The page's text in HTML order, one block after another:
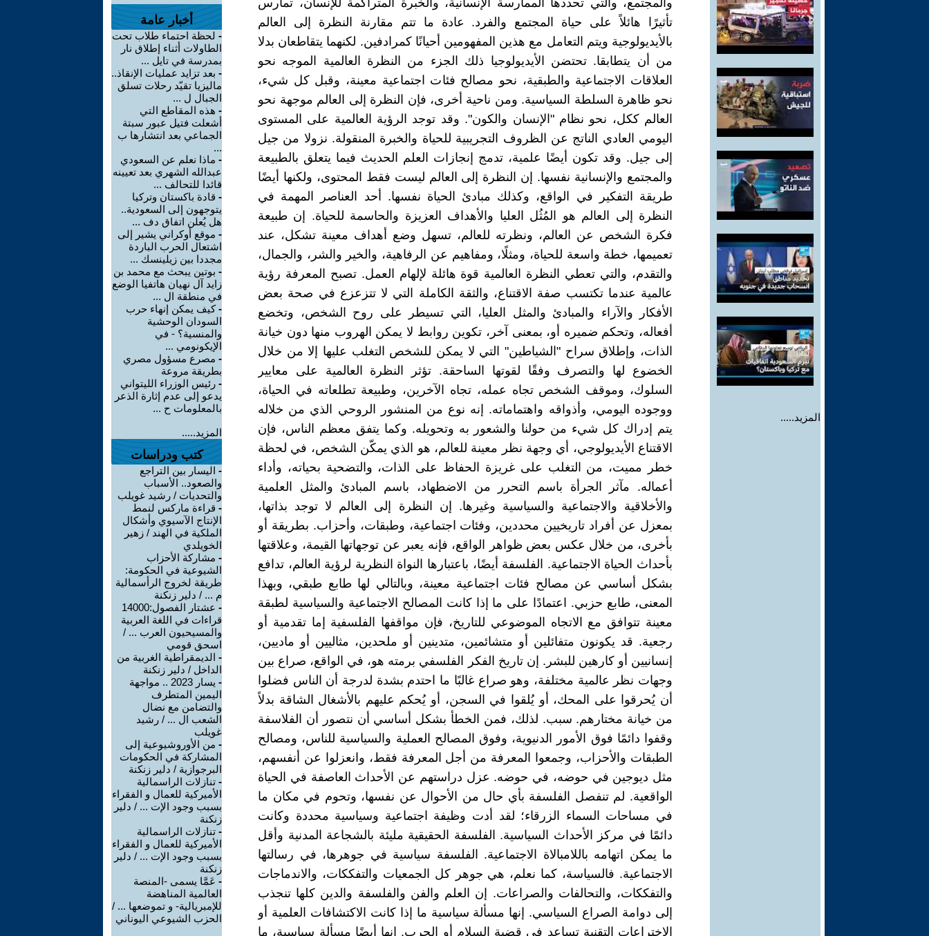
المزيد.....
أخبار عامة
- لحظة احتماء طلاب تحت
الطاولات أثناء إطلاق نار
بمدرسة في تايل ...
- بعد تزايد عمليات الإنقاذ..
ماليزيا تقيّد رحلات تسلق
الجبال ل ...
- هذه المقاطع التي
أشعلت فتيل عبور سبتة
الجماعي بعد انتشارها ب
...
- ماذا نعلم عن السعودي
عبدالله الشهري بعد تعيينه
قائدا للتحالف ...
- قادة باكستان وتركيا
يتوجهون إلى السعودية..
هل يُعلن اتفاق دف ...
- موقع أوكراني يشير إلى
اشتعال الحرب الباردة
مجددا بين زيلينسك ...
- بوتين يبحث مع محمد بن
زايد آل نهيان هاتفيا الوضع
في منطقة ال ...
-كيف يمكن إنهاء حرب
السودان الوحشية
والمنسية؟ - في
الإيكونومي ...
- مصرع مسؤول مصري
بطريقة مروعة
- رئيس الوزراء الليتواني
يدعو إلى عدم إثارة الذعر
بالمعلومات ح ...
المزيد.....
كتب ودراسات
- اليسار بين التراجع
والصعود.. الأسباب
والتحديات / رشيد غويلب
- قراءة ماركس لنمط
الإنتاج الآسيوي وأشكال
الملكية في الهند / زهير
الخويلدي
- مشاركة الأحزاب
الشيوعية في الحكومة:
طريقة لخروج الرأسمالية
م ... / دلير زنكنة
-
عشتار الفصول:14000
قراءات في اللغة العربية
والمسيحيون العرب ... /
اسحق قومي
- الديمقراطية الغربية من
الداخل / دلير زنكنة
-
يسار 2023 .. مواجهة
اليمين المتطرف
والتضامن مع نضال
الشعب ال ... / رشيد
غويلب
- من الأوروشيوعية إلى
المشاركة في الحكومات
البرجوازية / دلير زنكنة
- تنازلات الراسمالية
الأميركية للعمال و الفقراء
بسبب وجود الإت ... / دلير
زنكنة
- تنازلات الراسمالية
الأميركية للعمال و الفقراء
بسبب وجود الإت ... / دلير
زنكنة
- عَمَّا يسمى -المنصة
العالمية المناهضة
للإمبريالية- و تموضعها ... /
الحزب الشيوعي اليوناني